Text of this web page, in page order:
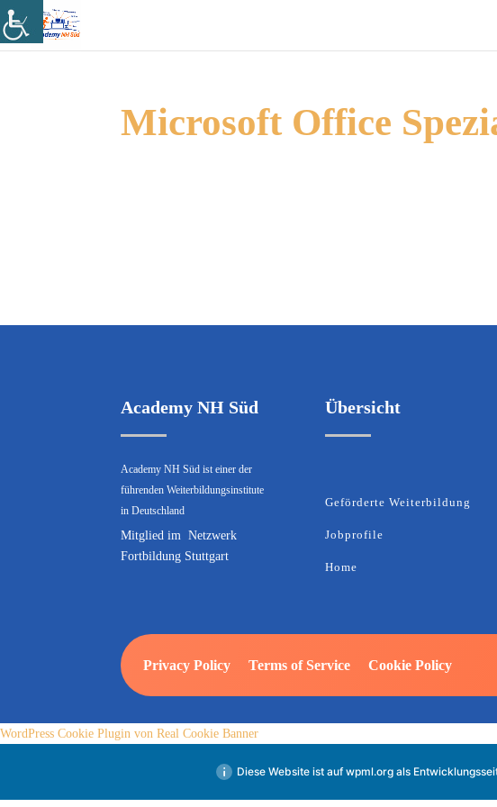
Microsoft Office
Academy NH Süd
Academy NH Süd ist einer der
führenden Weiterbildungsinstitute
in Deutschland
Mitglied imNetzwerk
Fortbildung Stuttgart
Übersicht
Geförderte Weiterbildung
Jobprofile
Home
Privacy Policy Terms of Service Cookie Policy
WordPress Cookie Plugin von Real Cookie Banner
Diese Website ist aufwpml.org als